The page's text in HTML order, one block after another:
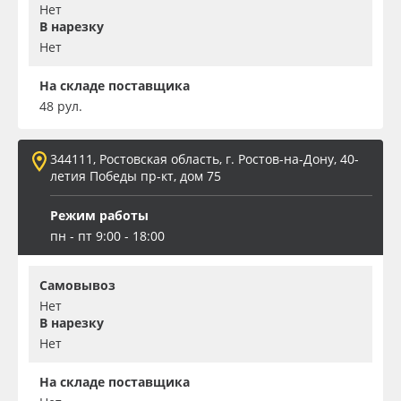
Нет
В нарезку
Нет
На складе поставщика
48 рул.
344111, Ростовская область, г. Ростов-на-Дону, 40-
летия Победы пр-кт, дом 75
Режим работы
пн - пт 9:00 - 18:00
Самовывоз
Нет
В нарезку
Нет
На складе поставщика